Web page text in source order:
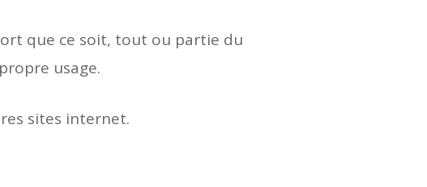
que ce soit, tout ou partie du
usage.
sites internet.